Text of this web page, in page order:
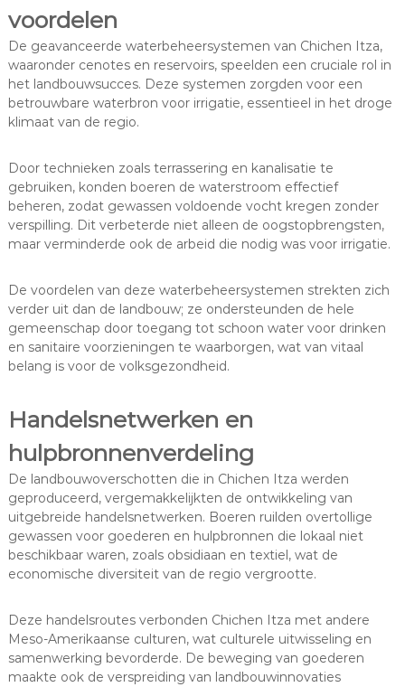
voordelen
De geavanceerde waterbeheersystemen van Chichen Itza,
waaronder cenotes en reservoirs, speelden een cruciale rol in
het landbouwsucces. Deze systemen zorgden voor een
betrouwbare waterbron voor irrigatie, essentieel in het droge
klimaat van de regio.
Door technieken zoals terrassering en kanalisatie te
gebruiken, konden boeren de waterstroom effectief
beheren, zodat gewassen voldoende vocht kregen zonder
verspilling. Dit verbeterde niet alleen de oogstopbrengsten,
maar verminderde ook de arbeid die nodig was voor irrigatie.
De voordelen van deze waterbeheersystemen strekten zich
verder uit dan de landbouw; ze ondersteunden de hele
gemeenschap door toegang tot schoon water voor drinken
en sanitaire voorzieningen te waarborgen, wat van vitaal
belang is voor de volksgezondheid.
Handelsnetwerken en
hulpbronnenverdeling
De landbouwoverschotten die in Chichen Itza werden
geproduceerd, vergemakkelijkten de ontwikkeling van
uitgebreide handelsnetwerken. Boeren ruilden overtollige
gewassen voor goederen en hulpbronnen die lokaal niet
beschikbaar waren, zoals obsidiaan en textiel, wat de
economische diversiteit van de regio vergrootte.
Deze handelsroutes verbonden Chichen Itza met andere
Meso-Amerikaanse culturen, wat culturele uitwisseling en
samenwerking bevorderde. De beweging van goederen
maakte ook de verspreiding van landbouwinnovaties